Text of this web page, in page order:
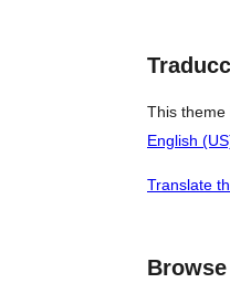
This theme
English
Translate